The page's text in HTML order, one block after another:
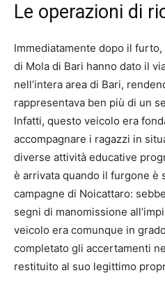
Le operazioni di
Immediatamente dopo il
di Mola di Bari hanno dato il
nell’intera area di Bari,
rappresentava ben più di un
Infatti, questo veicolo era
accompagnare i ragazzi in
diverse attività educative
è arrivata quando il furgone è
campagne di Noicattaro:
segni di manomissione
veicolo era comunque in
completato gli accertamenti
restituito al suo legittimo